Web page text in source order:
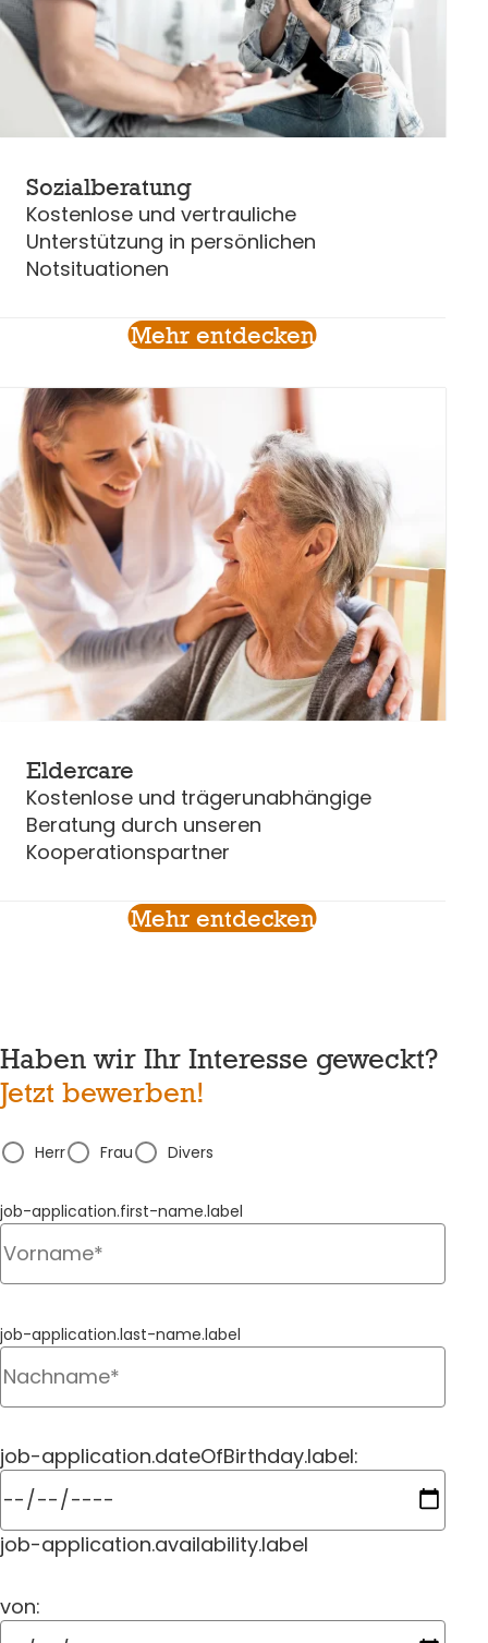
Sozialberatung
Kostenlose und vertrauliche
Unterstützung in persönlichen
Notsituationen
Mehr entdecken
Eldercare
Kostenlose und trägerunabhängige
Beratung durch unseren
Kooperationspartner
Mehr entdecken
Haben wir Ihr Interesse geweckt?
Jetzt bewerben!
Herr Frau Divers
job-application.first-name.label
job-application.last-name.label
job-application.dateOfBirthday.label:
job-application.availability.label
von: